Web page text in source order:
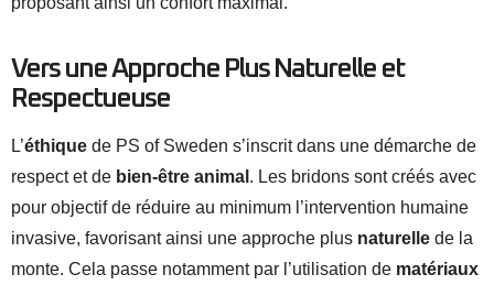
Vers une Approche Plus Naturelle et
Respectueuse
L’éthique de PS of Sweden s’inscrit dans une démarche de
respect et de bien-être animal . Les bridons sont créés avec
pour objectif de réduire au minimum l’intervention humaine
invasive, favorisant ainsi une approche plus naturelle de la
monte. Cela passe notamment par l’utilisation de matériaux